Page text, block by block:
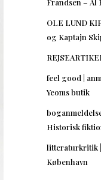
OLE LUND
og Kaptajn
feel good |
Yeoms butik
Historisk
litteraturkritik
København